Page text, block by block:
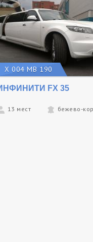
Х 004 МВ 190
FX 35
13 мест бежево-